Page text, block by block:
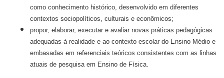
como conhecimento histórico, desenvolvido em diferentes
contextos sociopolíticos, culturais e econômicos;
propor, elaborar, executar e avaliar novas práticas pedagógicas
adequadas à realidade e ao contexto escolar do Ensino Médio e
embasadas em referenciais teóricos consistentes com as linhas
atuais de pesquisa em Ensino de Física.